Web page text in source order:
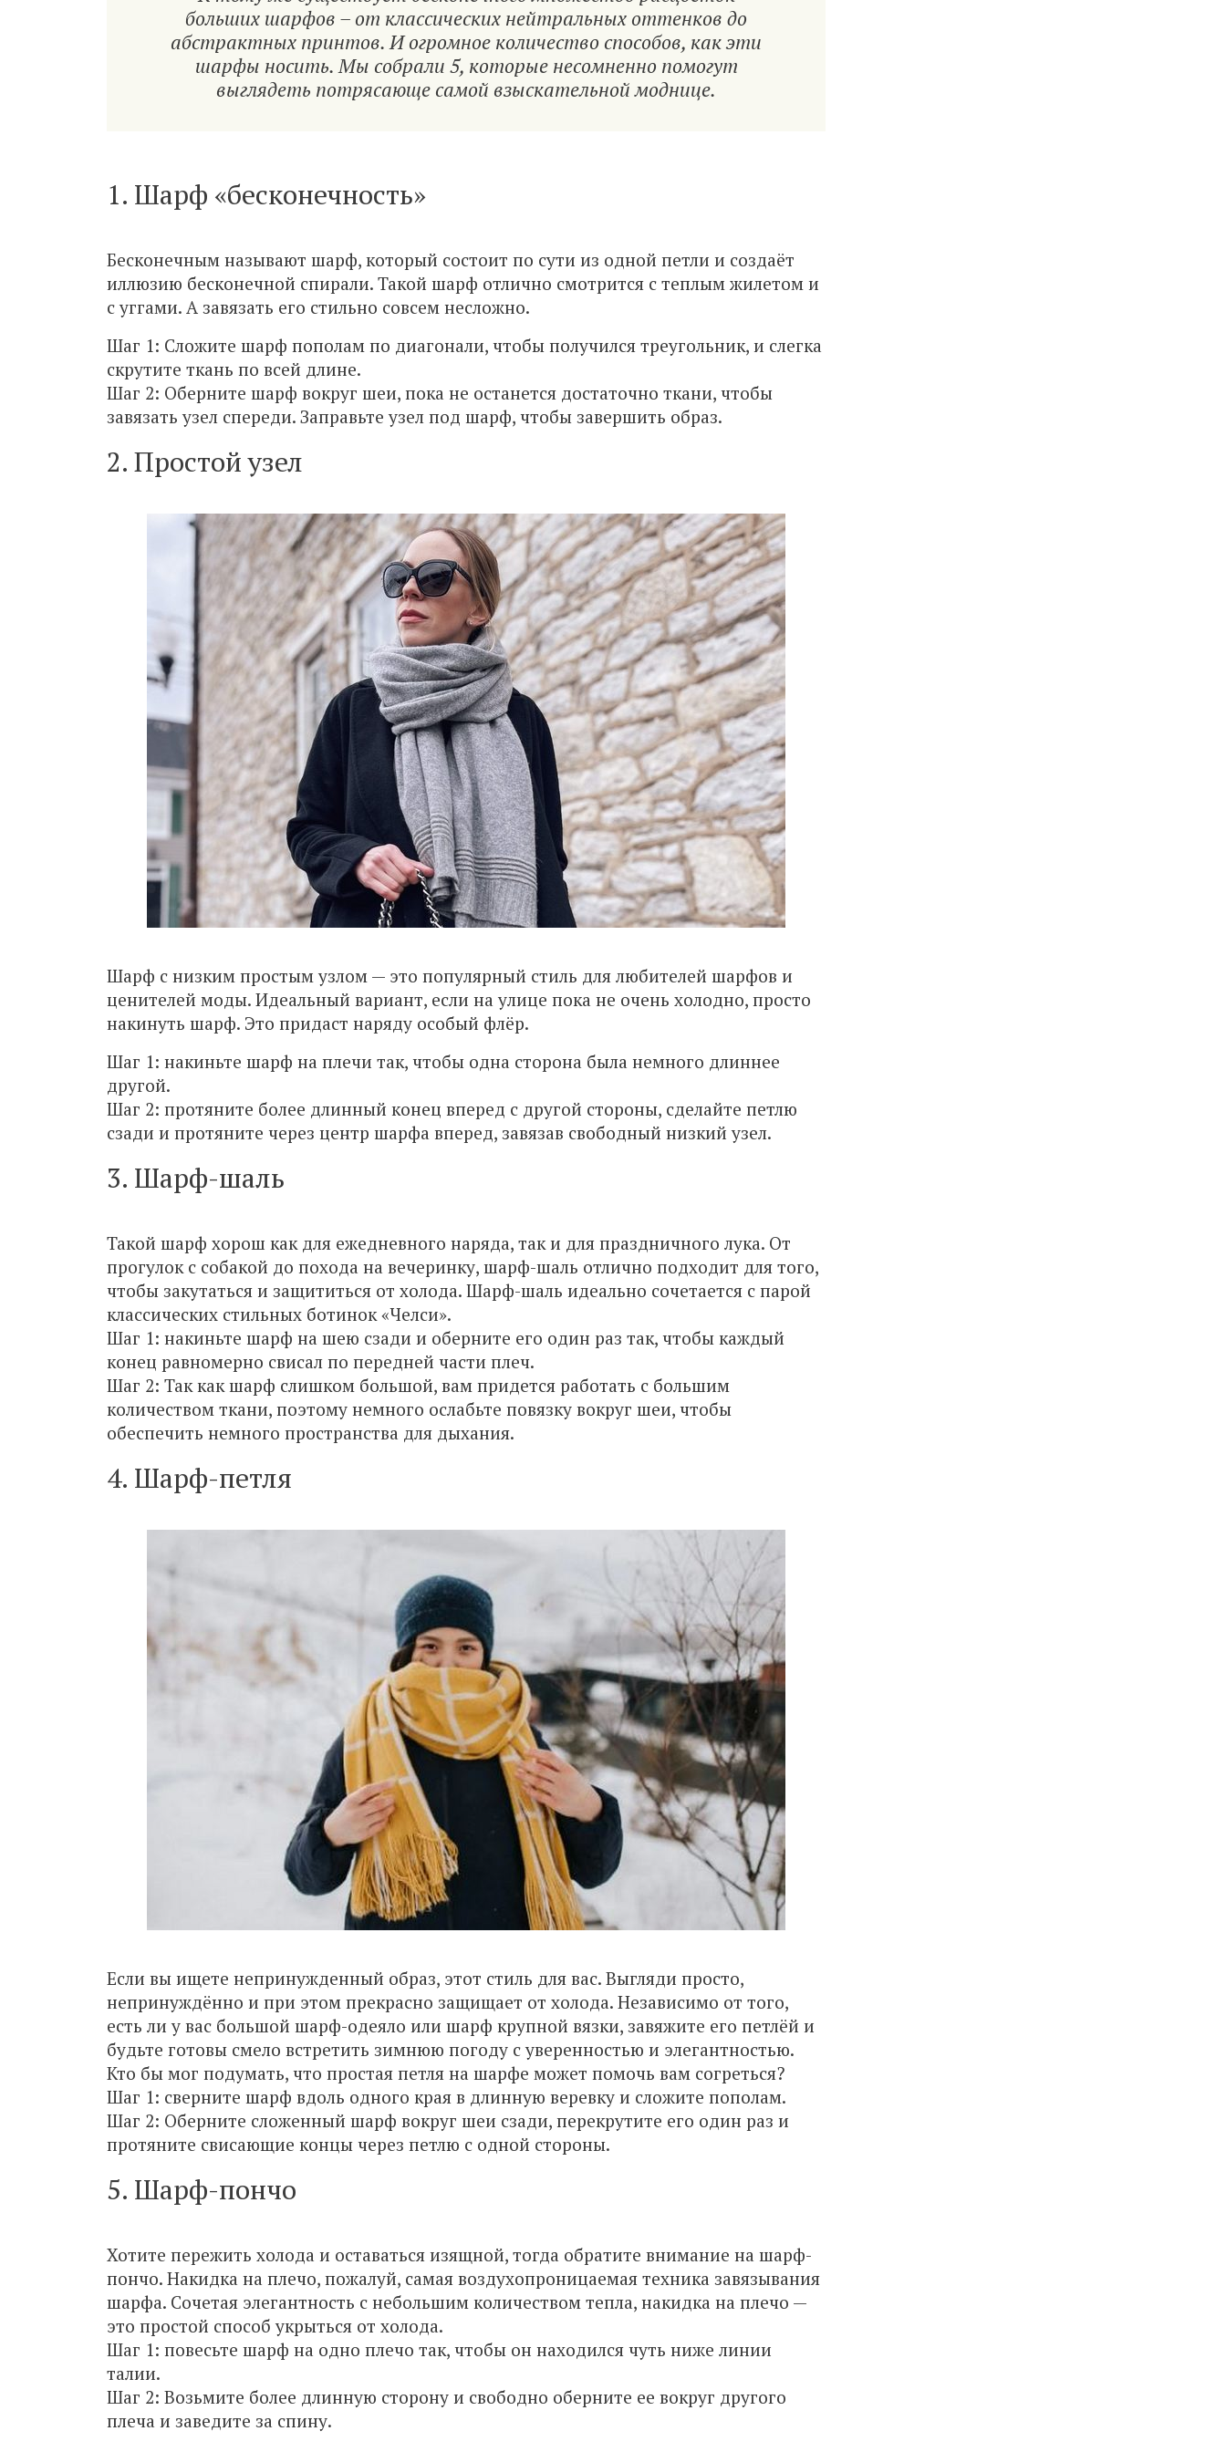
больших шарфов – от классических нейтральных оттенков до
абстрактных принтов. И огромное количество способов, как эти
шарфы носить. Мы собрали 5, которые несомненно помогут
выглядеть потрясающе самой взыскательной моднице.
1. Шарф «бесконечность»
Бесконечным называют шарф, который состоит по сути из одной петли и создаёт
иллюзию бесконечной спирали. Такой шарф отлично смотрится с теплым жилетом и
с уггами. А завязать его стильно совсем несложно.
Шаг 1: Сложите шарф пополам по диагонали, чтобы получился треугольник, и слегка
скрутите ткань по всей длине.
Шаг 2: Оберните шарф вокруг шеи, пока не останется достаточно ткани, чтобы
завязать узел спереди. Заправьте узел под шарф, чтобы завершить образ.
2. Простой узел
Шарф с низким простым узлом — это популярный стиль для любителей шарфов и
ценителей моды. Идеальный вариант, если на улице пока не очень холодно, просто
накинуть шарф. Это придаст наряду особый флёр.
Шаг 1: накиньте шарф на плечи так, чтобы одна сторона была немного длиннее
другой.
Шаг 2: протяните более длинный конец вперед с другой стороны, сделайте петлю
сзади и протяните через центр шарфа вперед, завязав свободный низкий узел.
3. Шарф-шаль
Такой шарф хорош как для ежедневного наряда, так и для праздничного лука. От
прогулок с собакой до похода на вечеринку, шарф-шаль отлично подходит для того,
чтобы закутаться и защититься от холода. Шарф-шаль идеально сочетается с парой
классических стильных ботинок «Челси».
Шаг 1: накиньте шарф на шею сзади и оберните его один раз так, чтобы каждый
конец равномерно свисал по передней части плеч.
Шаг 2: Так как шарф слишком большой, вам придется работать с большим
количеством ткани, поэтому немного ослабьте повязку вокруг шеи, чтобы
обеспечить немного пространства для дыхания.
4. Шарф-петля
Если вы ищете непринужденный образ, этот стиль для вас. Выгляди просто,
непринуждённо и при этом прекрасно защищает от холода. Независимо от того,
есть ли у вас большой шарф-одеяло или шарф крупной вязки, завяжите его петлёй и
будьте готовы смело встретить зимнюю погоду с уверенностью и элегантностью.
Кто бы мог подумать, что простая петля на шарфе может помочь вам согреться?
Шаг 1: сверните шарф вдоль одного края в длинную веревку и сложите пополам.
Шаг 2: Оберните сложенный шарф вокруг шеи сзади, перекрутите его один раз и
протяните свисающие концы через петлю с одной стороны.
5. Шарф-пончо
Хотите пережить холода и оставаться изящной, тогда обратите внимание на шарф-
пончо. Накидка на плечо, пожалуй, самая воздухопроницаемая техника завязывания
шарфа. Сочетая элегантность с небольшим количеством тепла, накидка на плечо —
это простой способ укрыться от холода.
Шаг 1: повесьте шарф на одно плечо так, чтобы он находился чуть ниже линии
талии.
Шаг 2: Возьмите более длинную сторону и свободно оберните ее вокруг другого
плеча и заведите за спину.